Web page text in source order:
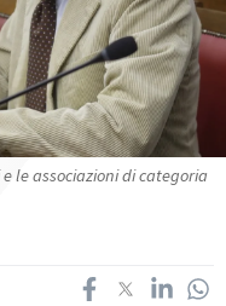
le associazioni di categoria